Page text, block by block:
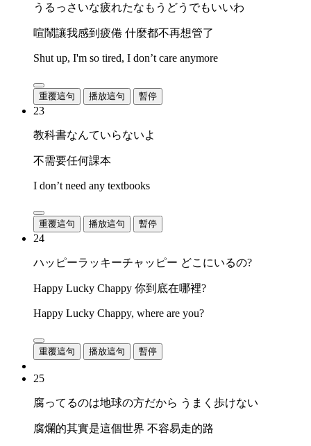
うるっさいな疲れたなもうどうでもいいわ
喧鬧讓我感到疲倦 什麼都不再想管了
Shut up, I'm so tired, I don’t care anymore
重覆這句 播放這句 暫停
23
教科書なんていらないよ
不需要任何課本
I don’t need any textbooks
重覆這句 播放這句 暫停
24
ハッピーラッキーチャッピー どこにいるの?
Happy Lucky Chappy 你到底在哪裡?
Happy Lucky Chappy, where are you?
重覆這句 播放這句 暫停
25
腐ってるのは地球の方だから うまく歩けない
腐爛的其實是這個世界 不容易走的路